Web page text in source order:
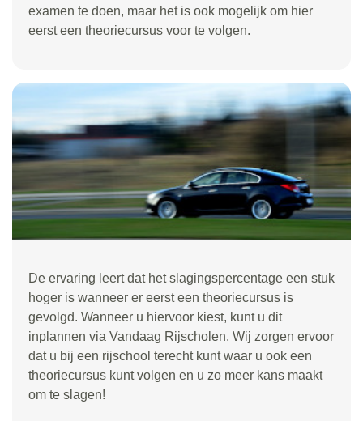
examen te doen, maar het is ook mogelijk om hier
eerst een theoriecursus voor te volgen.
De ervaring leert dat het slagingspercentage een stuk
hoger is wanneer er eerst een theoriecursus is
gevolgd. Wanneer u hiervoor kiest, kunt u dit
inplannen via Vandaag Rijscholen. Wij zorgen ervoor
dat u bij een rijschool terecht kunt waar u ook een
theoriecursus kunt volgen en u zo meer kans maakt
om te slagen!